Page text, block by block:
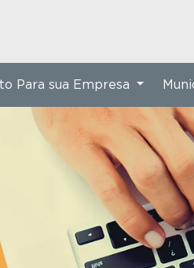
Para sua Empresa